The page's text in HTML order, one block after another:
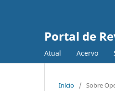
Portal de
Atual Acervo
Início / Sobre